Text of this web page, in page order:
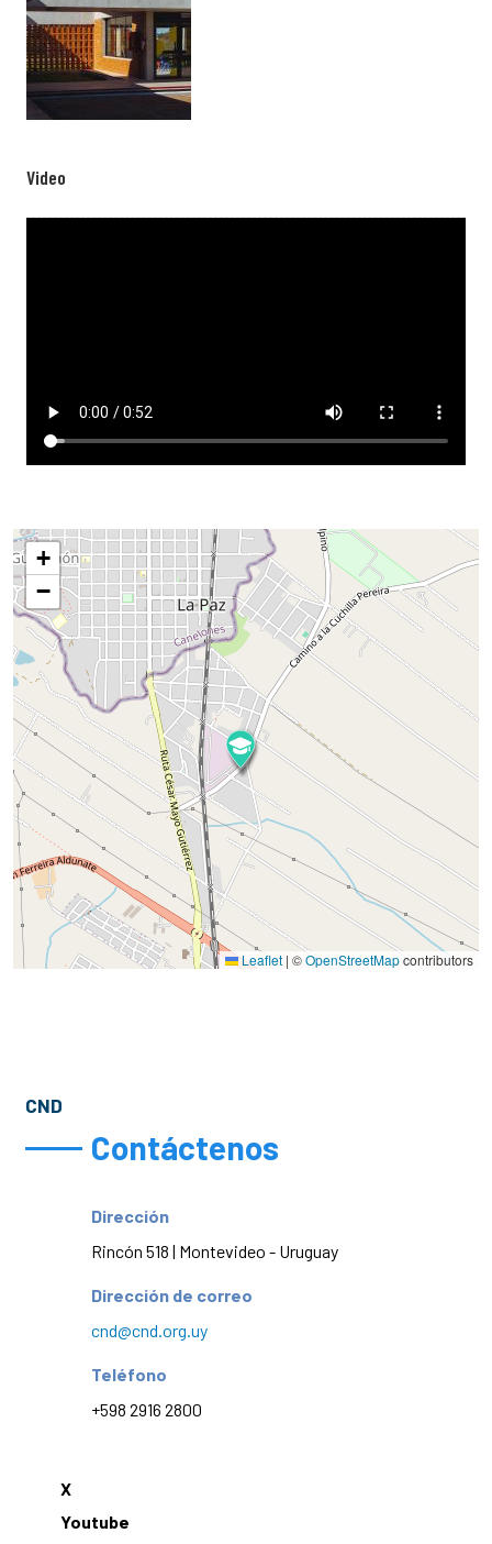
Video
+
−
Leaflet | ©OpenStreetMapcontributors
CND
Contáctenos
Dirección
Rincón 518 | Montevideo - Uruguay
Dirección de correo
cnd@cnd.org.uy
Teléfono
+598 2916 2800
X
Youtube